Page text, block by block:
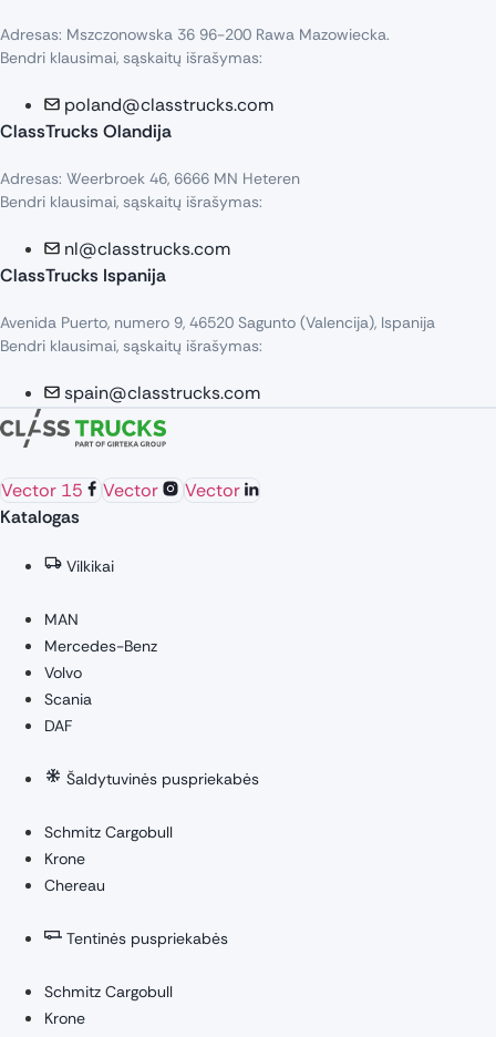
Adresas: Mszczonowska 36 96-200 Rawa Mazowiecka.
Bendri klausimai, sąskaitų išrašymas:
poland@classtrucks.com
ClassTrucks Olandija​
Adresas: Weerbroek 46, 6666 MN Heteren
Bendri klausimai, sąskaitų išrašymas:
nl@classtrucks.com
ClassTrucks Ispanija
Avenida Puerto, numero 9, 46520 Sagunto (Valencija), Ispanija
Bendri klausimai, sąskaitų išrašymas:
spain@classtrucks.com
Vector 15 Vector
Vector
Katalogas
Vilkikai
MAN
Mercedes-Benz
Volvo
Scania
DAF
Šaldytuvinės puspriekabės
Schmitz Cargobull
Krone
Chereau
Tentinės puspriekabės
Schmitz Cargobull
Krone